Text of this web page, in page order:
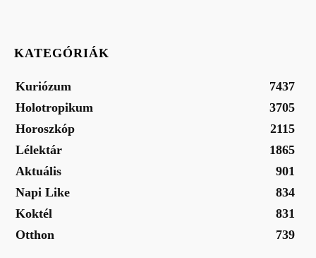
KATEGÓRIÁK
Kuriózum
7437
Holotropikum
3705
Horoszkóp
2115
Lélektár
1865
Aktuális
901
Napi Like
834
Koktél
831
Otthon
739